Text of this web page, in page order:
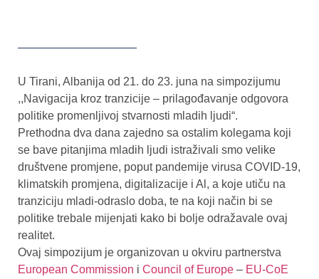
U Tirani, Albanija od 21. do 23. juna na simpozijumu
,,Navigacija kroz tranzicije – prilagođavanje odgovora
politike promenljivoj stvarnosti mladih ljudi“.
Prethodna dva dana zajedno sa ostalim kolegama koji
se bave pitanjima mladih ljudi istraživali smo velike
društvene promjene, poput pandemije virusa COVID-19,
klimatskih promjena, digitalizacije i Al, a koje utiču na
tranziciju mladi-odraslo doba, te na koji način bi se
politike trebale mijenjati kako bi bolje odražavale ovaj
realitet.
Ovaj simpozijum je organizovan u okviru partnerstva
European Commission i Council of Europe – EU-CoE